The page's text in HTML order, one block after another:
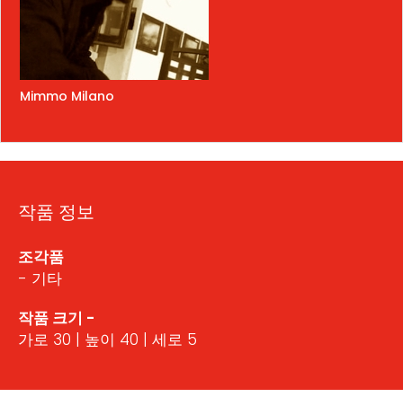
Mimmo Milano
작품 정보
조각품
- 기타
작품 크기 -
가로 30 | 높이 40 | 세로 5